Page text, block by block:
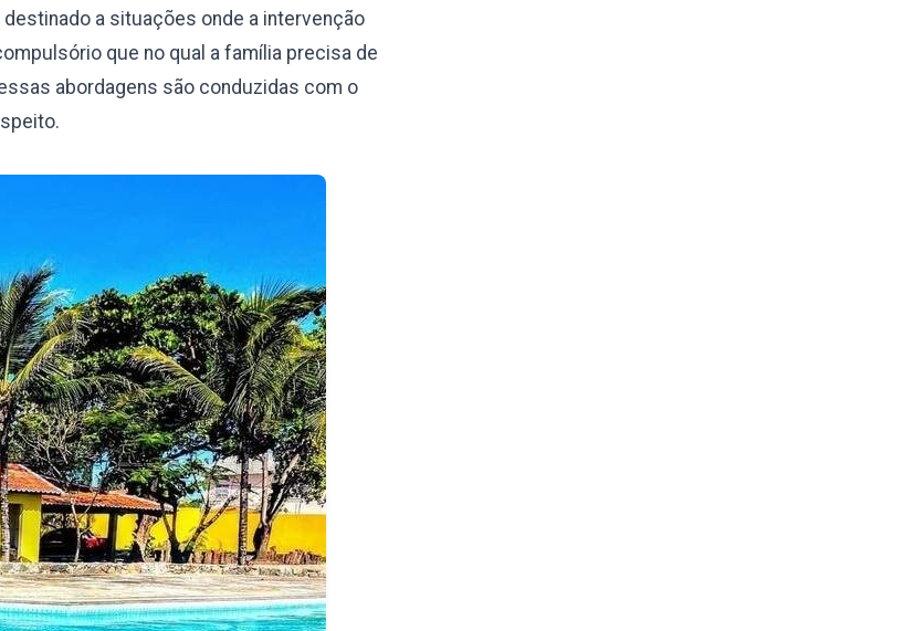
a situações onde a intervenção
que no qual a família precisa de
abordagens são conduzidas com o